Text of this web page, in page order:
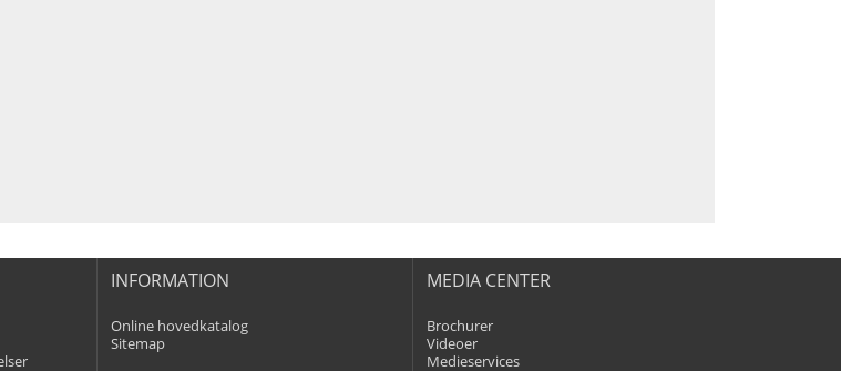
INFORMATION
Online hovedkatalog
Sitemap
MEDIA CENTER
Brochurer
Videoer
Medieservices